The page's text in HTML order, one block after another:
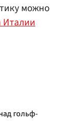
можно
Италии
гольф-